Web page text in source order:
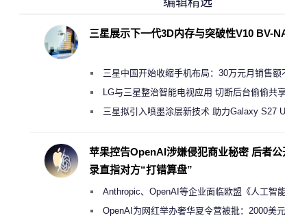
三星展示下一代3D内存与突破性V10 BV-
三星中国开始收缩手机布局：30万元月销售额
店 将被逐步清退
LG与三星整治智能电视应用 切断后台偷偷共
规行为三星拟引入喷墨涂层新技术 助力Galaxy S27
苹果控告OpenAI涉嫌侵犯商业秘密 后者公
录直指对方“打错算盘”
Anthropic、OpenAI等企业面临欧盟《人工智
新执法权限审查
OpenAI为网红举办奢华夏令营被批：2000美